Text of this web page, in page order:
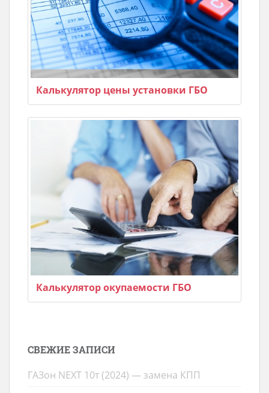
Калькулятор цены установки ГБО
Калькулятор окупаемости ГБО
СВЕЖИЕ ЗАПИСИ
ГАЗон NEXT 10т (2024) — замена КПП